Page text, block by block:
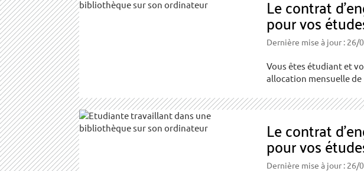
Le contrat
pour vos
Dernière mise à jour : 26/
Vous êtes étudiant et
allocation mensuelle de
Le contrat
pour vos
Dernière mise à jour : 26/